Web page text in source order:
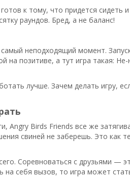
к тому, что придется сидеть
раундов. Бред, а не баланс!
неподходящий момент.
на позитиве, а тут игра такая:
лучше. Зачем делать игру,
Angry Birds Friends все же
свиней не заберешь. Это
Соревноваться с друзьями —
на себя вызов, то игра может